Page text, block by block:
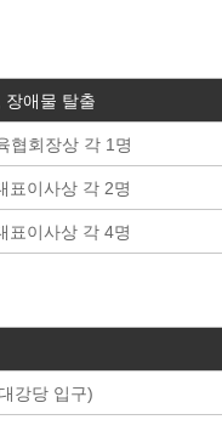
장애물 탈출
협회장상 각 1명
표이사상 각 2명
표이사상 각 4명
강당 입구)